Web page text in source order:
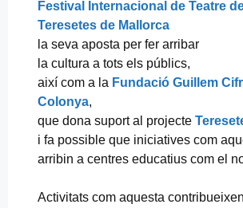
Festival Internacional de Teatre
Teresetes de Mallorca
la seva aposta per fer arribar
la cultura a tots els públics,
així com a la Fundació Guillem
Colonya,
que dona suport al projecte
i fa possible que iniciatives com
arribin a centres educatius com el
Activitats com aquesta contribueixen